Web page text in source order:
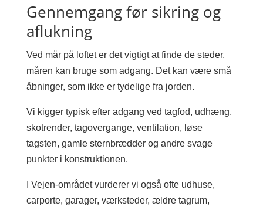
Gennemgang før sikring og
aflukning
Ved mår på loftet er det vigtigt at finde de steder,
måren kan bruge som adgang. Det kan være små
åbninger, som ikke er tydelige fra jorden.
Vi kigger typisk efter adgang ved tagfod, udhæng,
skotrender, tagovergange, ventilation, løse
tagsten, gamle sternbrædder og andre svage
punkter i konstruktionen.
I Vejen-området vurderer vi også ofte udhuse,
carporte, garager, værksteder, ældre tagrum,